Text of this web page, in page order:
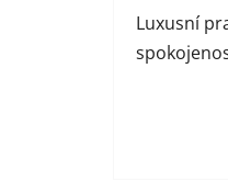
Luxusní